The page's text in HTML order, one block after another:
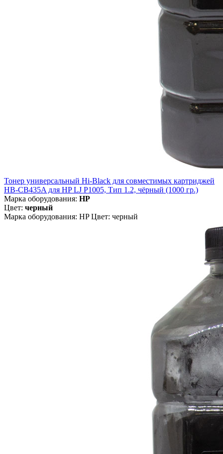
Тонер универсальный Hi-Black для совместимых картриджей
HB-CB435A для HP LJ P1005, Тип 1.2, чёрный (1000 гр.)
Марка оборудования: HP
Цвет: черный
Марка оборудования: HP Цвет: черный